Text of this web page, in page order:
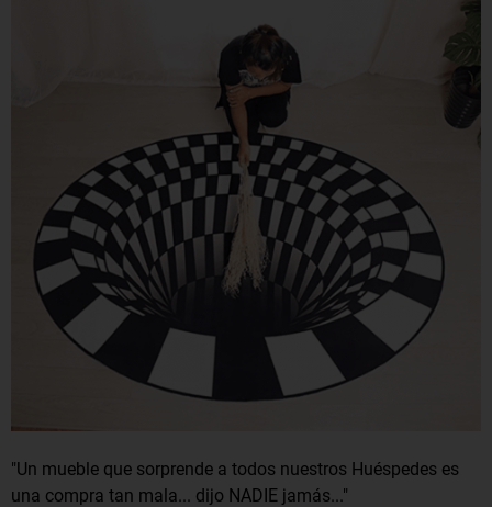
"Un mueble que sorprende a todos nuestros Huéspedes es
una compra tan mala... dijo NADIE jamás..."